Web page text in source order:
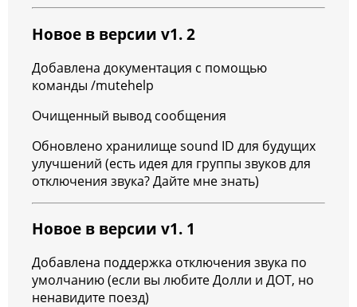
Новое в версии v1. 2
Добавлена документация с помощью
команды /mutehelp
Очищенный вывод сообщения
Обновлено хранилище sound ID для будущих
улучшений (есть идея для группы звуков для
отключения звука? Дайте мне знать)
Новое в версии v1. 1
Добавлена поддержка отключения звука по
умолчанию (если вы любите Долли и ДОТ, но
ненавидите поезд)